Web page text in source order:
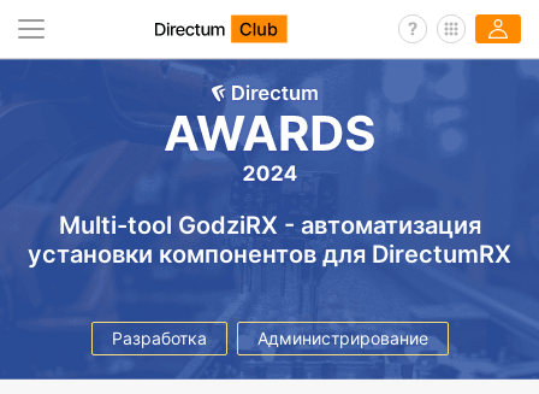
Multi-tool GodziRX - автоматизация
установки компонентов для DirectumRX
Разработка Администрирование